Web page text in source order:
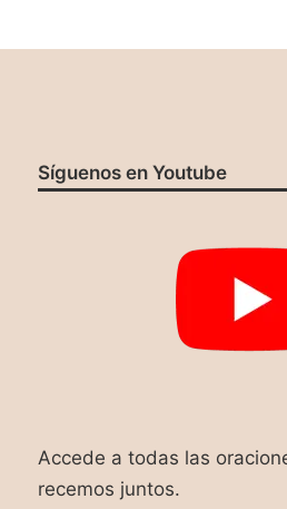
Síguenos en Youtube
Accede a todas las
recemos juntos.